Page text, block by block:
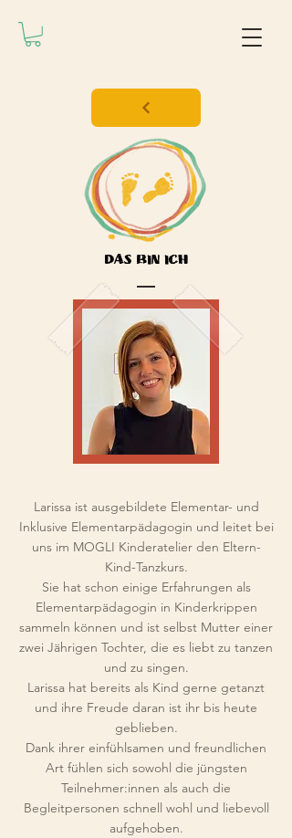
DAS BIN ICH
Larissa ist ausgebildete Elementar- und
Inklusive Elementarpädagogin und leitet bei
uns im MOGLI Kinderatelier den Eltern-
Kind-Tanzkurs.
Sie hat schon einige Erfahrungen als
Elementarpädagogin in Kinderkrippen
sammeln können und ist selbst Mutter einer
zwei Jährigen Tochter, die es liebt zu tanzen
und zu singen.
Larissa hat bereits als Kind gerne getanzt
und ihre Freude daran ist ihr bis heute
geblieben.
Dank ihrer einfühlsamen und freundlichen
Art fühlen sich sowohl die jüngsten
Teilnehmer:innen als auch die
Begleitpersonen schnell wohl und liebevoll
aufgehoben.